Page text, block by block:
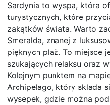
Sardynia to wyspa, która
turystycznych, które
zakątków świata. Warto
Smeralda, znanej z
pięknych plaż. To miejsce
szukających relaksu oraz
Kolejnym punktem na
Archipelago, który składa
wysepek, gdzie można